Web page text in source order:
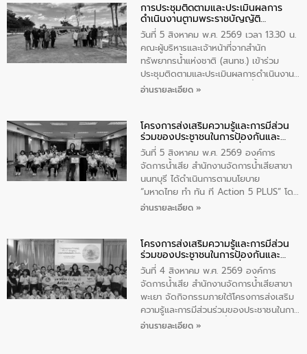
การประชุมติดตามและประเมินผลการ
ดำเนินงานตามพระราชบัญญัติ
ทรัพยากรน้ำ พ.ศ. 2561 ประจำ
ปีงบประมาณ พ.ศ. 2569
วันที่ 5 สิงหาคม พ.ศ. 2569 เวลา 13.30 น.
คณะผู้บริหารและเจ้าหน้าที่จากสำนัก
ทรัพยากรน้ำแห่งชาติ (สนทช.) เข้าร่วม
ประชุมติดตามและประเมินผลการดำเนินงาน
ตามพระราชบัญญัติทรัพยากรน้ำ พ.ศ. 2561
วัดสิงห์ จังหวัดชัยนาท โดยมีนายแสงชัย
สุขชื่น นายกเทศมนตรีตำบลวัดสิงห์ คณะผู้
บริหารเทศบาลตำบลวัดสิงห์ ผู้นำชุมชน และ
ประชาชนในพื้นที่เทศบาลตำบลวัดสิงก์ที่มี
ส่วนได้ส่วนเสียในโครงก่อสร้างศูนย์บริหาร
จัดการคุณภาพน้ำเทศบาลตำบลวัดสิงห์
จังหวัดชัยนาท ให้การต้อนรับ
อ่านรายละเอียด »
โครงการส่งเสริมความรู้และการมีส่วน
ร่วมของประชาชนในการป้องกันและ
แก้ไขปัญหาน้ำเสียอย่างยั่งยืน
วันที่ 5 สิงหาคม พ.ศ. 2569 องค์การ
จัดการน้ำเสีย สำนักงานจัดการน้ำเสียสาขา
นนทบุรี ได้ดำเนินการตามนโยบาย
“มหาดไทย ทำ ทัน ที Action 5 PLUS” โดย
จัดโครงการส่งเสริมความรู้และการมีส่วน
“ชุมชนร่วมใจ น้ำใสยั่งยืน” ได้บรรยายให้
ความรู้เกี่ยวกับการจัดการน้ำเสียและการใช้
ถังดักไขมันให้แก่นักเรียนโรงเรียนวัดบ่อ
(นันทวิทยา) เทศบาลนครปากเกร็ด อำเภอ
ปากเกร็ด จังหวัดนนทบุรี จำนวน 30 คน
อ่านรายละเอียด »
โครงการส่งเสริมความรู้และการมีส่วน
ร่วมของประชาชนในการป้องกันและ
แก้ไขปัญหาน้ำเสียอย่างยั่งยืน
วันที่ 4 สิงหาคม พ.ศ. 2569 องค์การ
จัดการน้ำเสีย สำนักงานจัดการน้ำเสียสาขา
พะเยา จัดกิจกรรมภายใต้โครงการส่งเสริม
ความรู้และการมีส่วนร่วมของประชาชนในการ
ป้องกันและแก้ไขปัญหาน้ำเสียอย่างยั่งยืน
อ่านรายละเอียด »